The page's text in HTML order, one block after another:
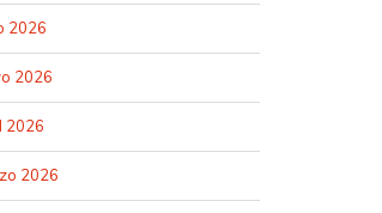
2026
2026
2026
2026